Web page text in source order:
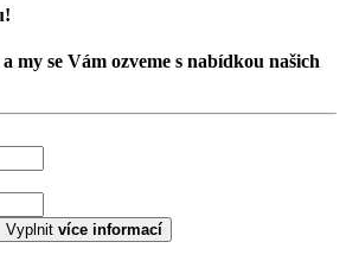
!
my se Vám ozveme s nabídkou našich
Vyplnit více informací